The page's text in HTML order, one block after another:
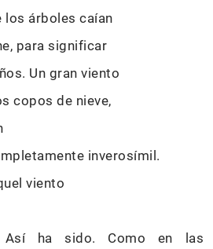
los árboles caían
para significar
Un gran viento
copos de nieve,
inverosímil.
viento
Así ha sido. Como en las